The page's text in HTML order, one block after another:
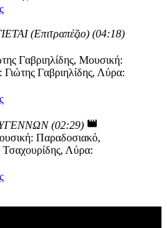
(Επιτραπέζιο) (04:18)
Γαβριηλίδης, Μουσική:
Γαβριηλίδης, Λύρα:
(02:29) movie
Παραδοσιακό,
Τσαχουρίδης, Λύρα: